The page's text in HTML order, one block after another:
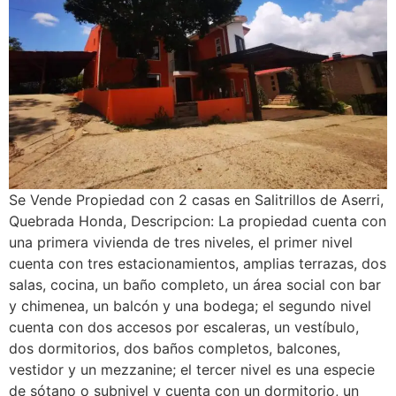
Se Vende Propiedad con 2 casas en Salitrillos de Aserri,
Quebrada Honda, Descripcion: La propiedad cuenta con
una primera vivienda de tres niveles, el primer nivel
cuenta con tres estacionamientos, amplias terrazas, dos
salas, cocina, un baño completo, un área social con bar
y chimenea, un balcón y una bodega; el segundo nivel
cuenta con dos accesos por escaleras, un vestíbulo,
dos dormitorios, dos baños completos, balcones,
vestidor y un mezzanine; el tercer nivel es una especie
de sótano o subnivel y cuenta con un dormitorio, un